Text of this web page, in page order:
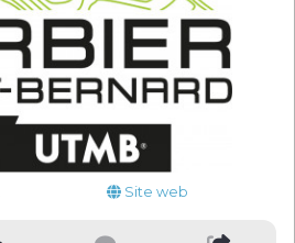
Site web